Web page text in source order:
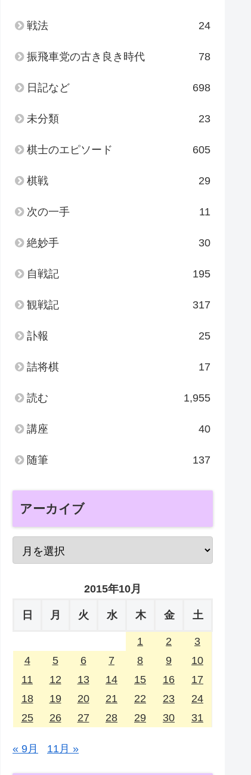
戦法 24
振飛車党の古き良き時代 78
日記など 698
未分類 23
棋士のエピソード 605
棋戦 29
次の一手 11
絶妙手 30
自戦記 195
観戦記 317
訃報 25
詰将棋 17
読む 1,955
講座 40
随筆 137
アーカイブ
2015年10月
日 月 火 水 木 金 土
1 2
3
4
5 6 7 8 9
10
11
12 13 14 15 16
17
18
19 20 21 22 23
24
25
26 27 28 29 30 31
« 9月 11月 »